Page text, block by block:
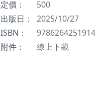
定價：
500
出版日：
2025/10/27
ISBN：
9786264251914
附件：
線上下載